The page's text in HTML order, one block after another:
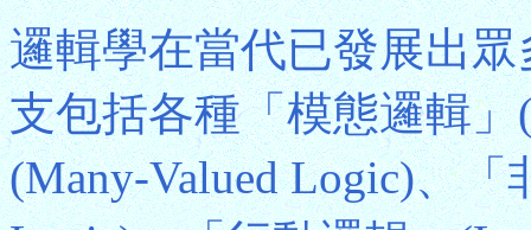
邏輯學在當代已發展出
支包括各種「模態邏輯
(Many-Valued Logic)、